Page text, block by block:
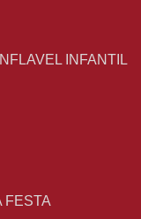
INFANTIL
FESTA